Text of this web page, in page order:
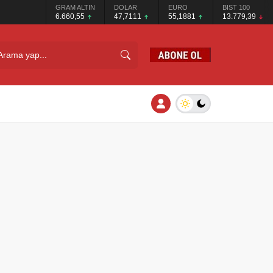
GRAM ALTIN
6.660,55
DOLAR
47,7111
EURO
55,1881
BIST 100
13.779,39